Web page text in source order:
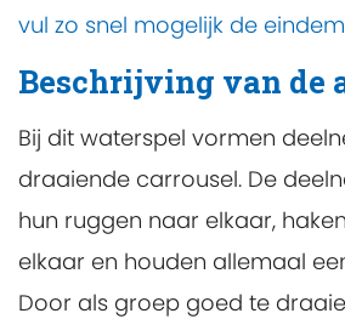
vul zo snel mogelijk de
Beschrijving van de
Bij dit waterspel vormen
draaiende carrousel. De
hun ruggen naar elkaar,
elkaar en houden allemaal
Door als groep goed te